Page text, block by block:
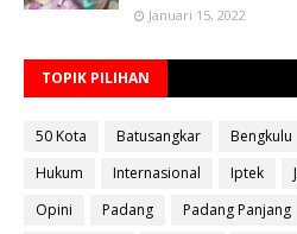
Januari 15, 2022
TOPIK PILIHAN
50 Kota Batusangkar Bengkulu
Hukum
Internasional Iptek
Opini
Padang Padang Panjang